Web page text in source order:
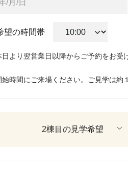
望の時間帯
より翌営業日以降からご予約をお受
時間にご来場ください。ご見学は約
2棟目の見学希望